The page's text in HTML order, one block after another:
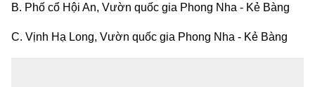
B. Phố cổ Hội An, Vườn quốc gia Phong Nha - Kẻ Bàng
C. Vịnh Hạ Long, Vườn quốc gia Phong Nha - Kẻ Bàng